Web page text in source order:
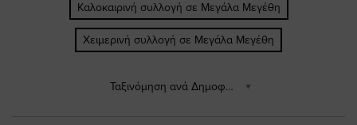
Καλοκαιρινή συλλογή σε Μεγάλα Μεγέθη
Χειμερινή συλλογή σε Μεγάλα Μεγέθη
Ταξινόμηση ανά Δημοφιλέστερα